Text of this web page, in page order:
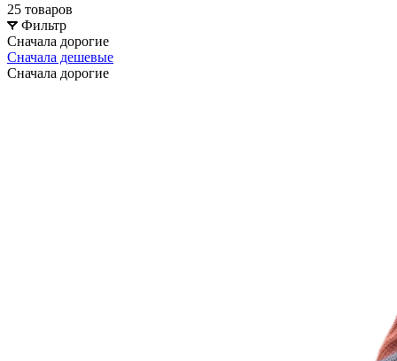
25 товаров
Фильтр
Сначала дорогие
Сначала дешевые
Сначала дорогие